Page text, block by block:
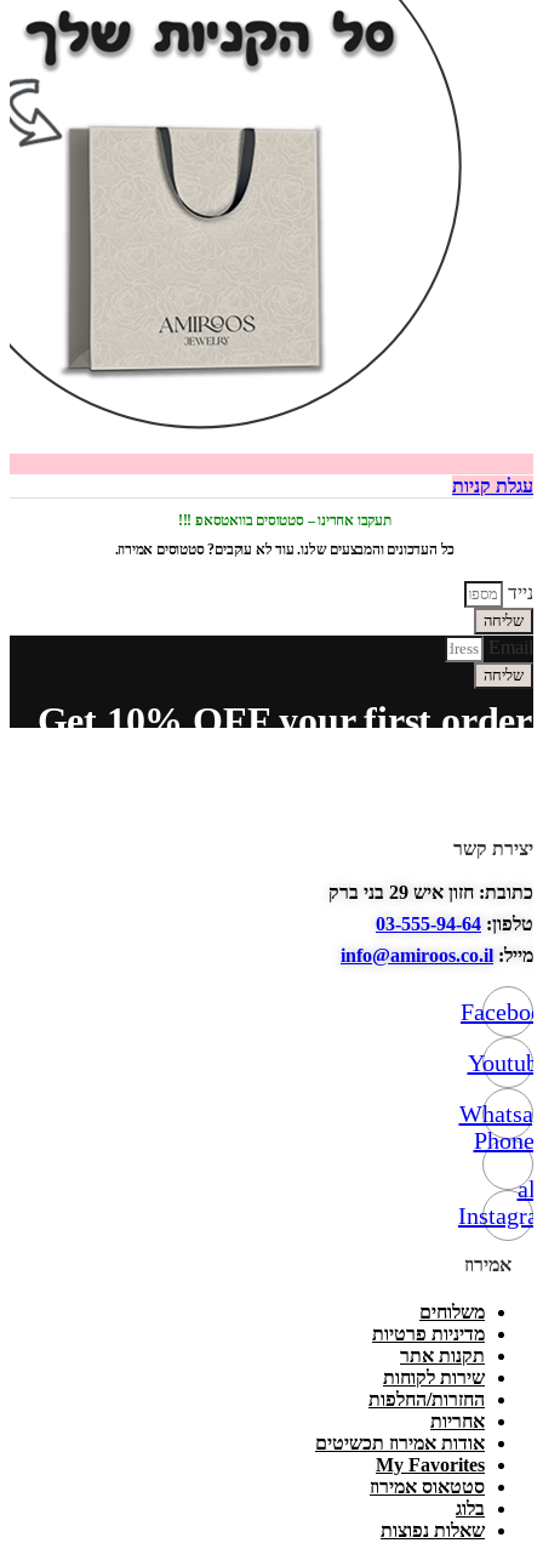
עגלת קניות
תעקבו אחרינו – סטטוסים בוואטסאפ !!!
כל העדכונים והמבצעים שלנו. עוד לא עוקבים? סטטוסים אמירוז.
נייד
שליחה
Email
שליחה
Get 10% OFF your first order
יצירת קשר
כתובת: חזון איש 29 בני ברק
טלפון: 03-555-94-64
מייל: info@amiroos.co.il
Phone-
alt
אמירוז
משלוחים
מדיניות פרטיות
תקנות אתר
שירות לקוחות
החזרות/החלפות
אחריות
אודות אמירוז תכשיטים
My Favorites
סטטאוס אמירוז
בלוג
שאלות נפוצות